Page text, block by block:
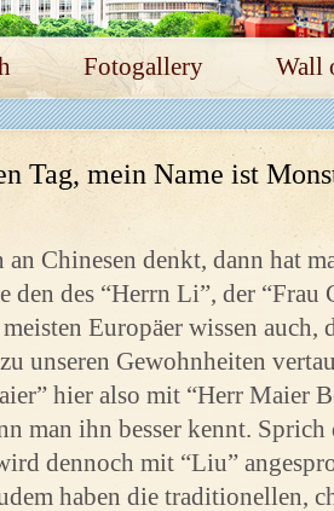
Fotogallery Wall
Tag, mein Name ist
an Chinesen denkt, dann hat
den des “Herrn Li”, der
Europäer wissen auch,
unseren Gewohnheiten
hier also mit “Herr Maier
man ihn besser kennt.
dennoch mit “Liu”
haben die traditionellen,